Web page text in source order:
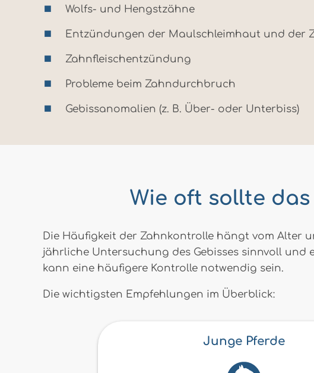
Wolfs- und Hengstzähne
Entzündungen der Maulschleimhaut und der
Zahnfleischentzündung
Probleme beim Zahndurchbruch
Gebissanomalien (z. B. Über- oder Unterbiss)
Wie oft sollte
Die Häufigkeit der Zahnkontrolle hängt vom Alter
jährliche Untersuchung des Gebisses sinnvoll und
kann eine häufigere Kontrolle notwendig sein.
Die wichtigsten Empfehlungen im Überblick:
Junge Pferde